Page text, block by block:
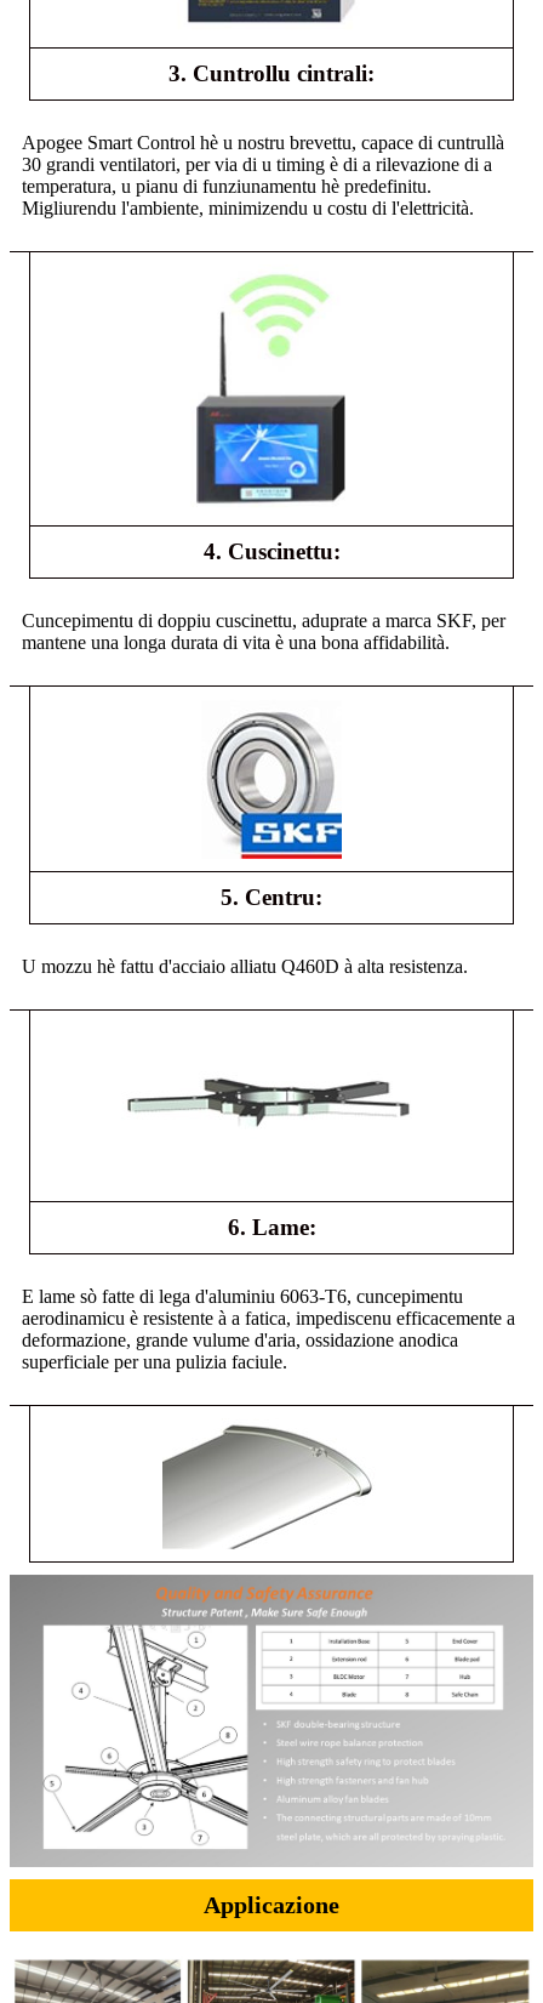
3. Cuntrollu cintrali:
Apogee Smart Control hè u nostru brevettu, capace di cuntrullà
30 grandi ventilatori, per via di u timing è di a rilevazione di a
temperatura, u pianu di funziunamentu hè predefinitu.
Migliurendu l'ambiente, minimizendu u costu di l'elettricità.
4. Cuscinettu:
Cuncepimentu di doppiu cuscinettu, aduprate a marca SKF, per
mantene una longa durata di vita è una bona affidabilità.
5. Centru:
U mozzu hè fattu d'acciaio alliatu Q460D à alta resistenza.
6. Lame:
E lame sò fatte di lega d'aluminiu 6063-T6, cuncepimentu
aerodinamicu è resistente à a fatica, impediscenu efficacemente a
deformazione, grande vulume d'aria, ossidazione anodica
superficiale per una pulizia faciule.
Applicazione